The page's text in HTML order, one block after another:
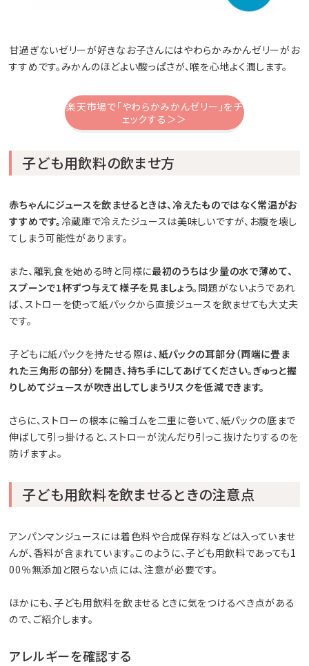
甘過ぎないゼリーが好きなお子さんにはやわらかみかんゼリーがお
すすめです。みかんのほどよい酸っぱさが、喉を心地よく潤します。
楽天市場で「やわらかみかんゼリー」をチ
ェックする＞＞
子ども用飲料の飲ませ方
赤ちゃんにジュースを飲ませるときは、冷えたものではなく常温がお
すすめです。冷蔵庫で冷えたジュースは美味しいですが、お腹を壊し
てしまう可能性があります。
また、離乳食を始める時と同様に最初のうちは少量の水で薄めて、
スプーンで1杯ずつ与えて様子を見ましょう。 問題がないようであれ
ば、ストローを使って紙パックから直接ジュースを飲ませても大丈夫
です。
子どもに紙パックを持たせる際は、紙パックの耳部分（両端に畳ま
れた三角形の部分）を開き、持ち手にしてあげてください。ぎゅっと握
りしめてジュースが吹き出してしまうリスクを低減できます。
さらに、ストローの根本に輪ゴムを二重に巻いて、紙パックの底まで
伸ばして引っ掛けると、ストローが沈んだり引っこ抜けたりするのを
防げますよ。
子ども用飲料を飲ませるときの注意点
アンパンマンジュースには着色料や合成保存料などは入っていませ
んが、香料が含まれています。このように、子ども用飲料であっても1
00％無添加と限らない点には、注意が必要です。
ほかにも、子ども用飲料を飲ませるときに気をつけるべき点がある
ので、ご紹介します。
アレルギーを確認する